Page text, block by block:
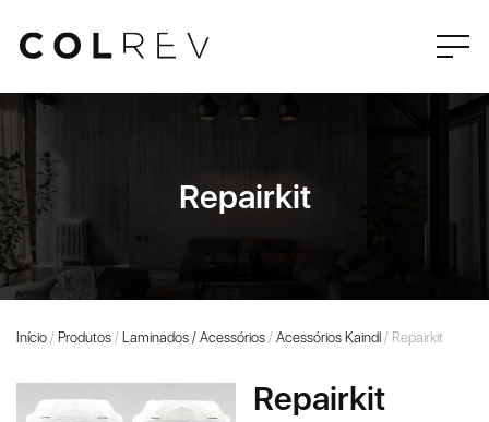
Repairkit
Início / Produtos / Laminados / Acessórios / Acessórios Kaindl / Repairkit
Repairkit